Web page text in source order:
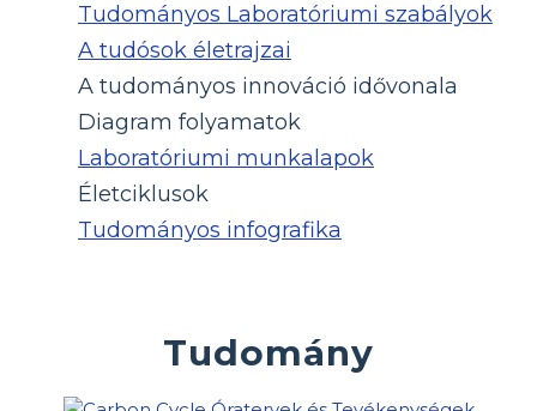
Tudományos Laboratóriumi szabályok
A tudósok életrajzai
A tudományos innováció idővonala
Diagram folyamatok
Laboratóriumi munkalapok
Életciklusok
Tudományos infografika
Tudomány